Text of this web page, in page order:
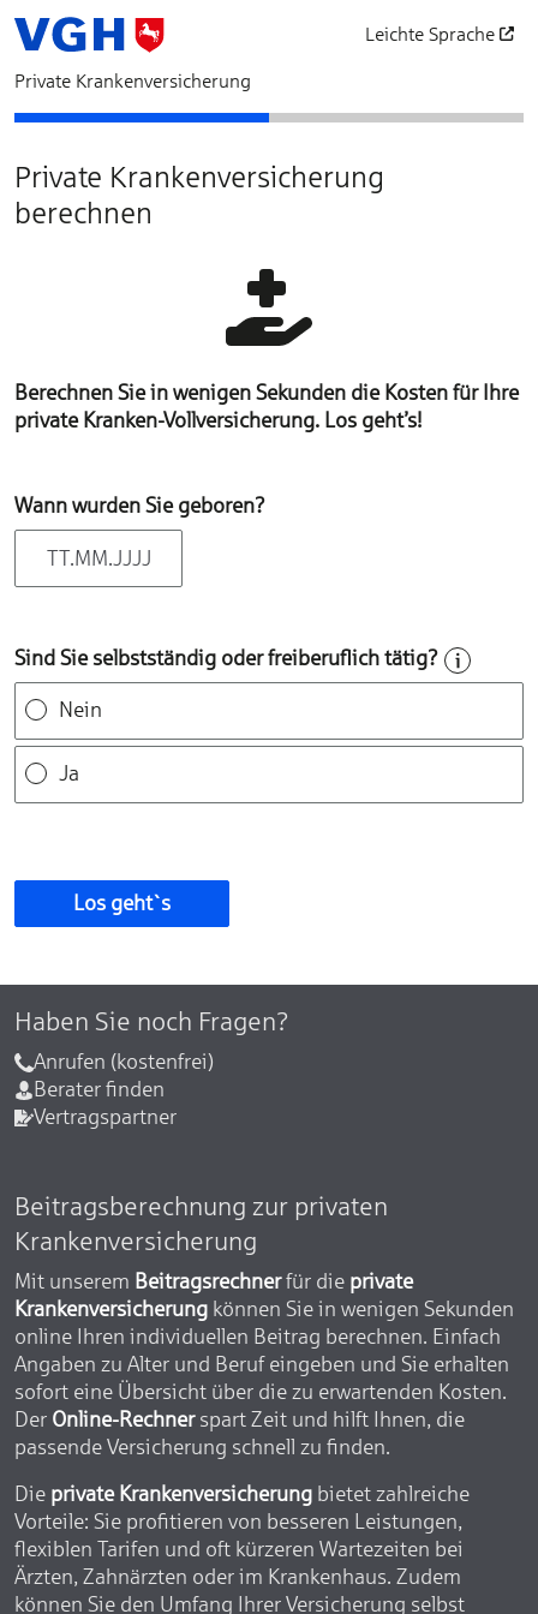
Leichte Sprache
Private Krankenversicherung
Bedarfsermittlung Schutz auswählen
Private Krankenversicherung
berechnen
Berechnen Sie in wenigen Sekunden die Kosten für Ihre
private Kranken-Vollversicherung. Los geht’s!
Wann wurden Sie geboren?
Sind Sie selbstständig oder freiberuflich tätig?
Nein
Ja
Los geht`s
Haben Sie noch Fragen?
Anrufen (kostenfrei)
Berater finden
Vertragspartner
Beitragsberechnung zur privaten
Krankenversicherung
Mit unserem Beitragsrechnerfür die private
Krankenversicherung können Sie in wenigen Sekunden
online Ihren individuellen Beitrag berechnen. Einfach
Angaben zu Alter und Beruf eingeben und Sie erhalten
sofort eine Übersicht über die zu erwartenden Kosten.
Der Online-Rechnerspart Zeit und hilft Ihnen, die
passende Versicherung schnell zu finden.
Die private Krankenversicherung bietet zahlreiche
Vorteile: Sie profitieren von besseren Leistungen,
flexiblen Tarifen und oft kürzeren Wartezeiten bei
Ärzten, Zahnärzten oder im Krankenhaus. Zudem
können Sie den Umfang Ihrer Versicherung selbst